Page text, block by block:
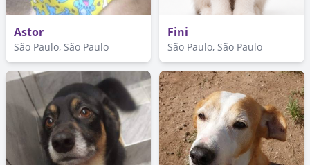
Astor
São Paulo, São Paulo
Fini
São Paulo, São Paulo